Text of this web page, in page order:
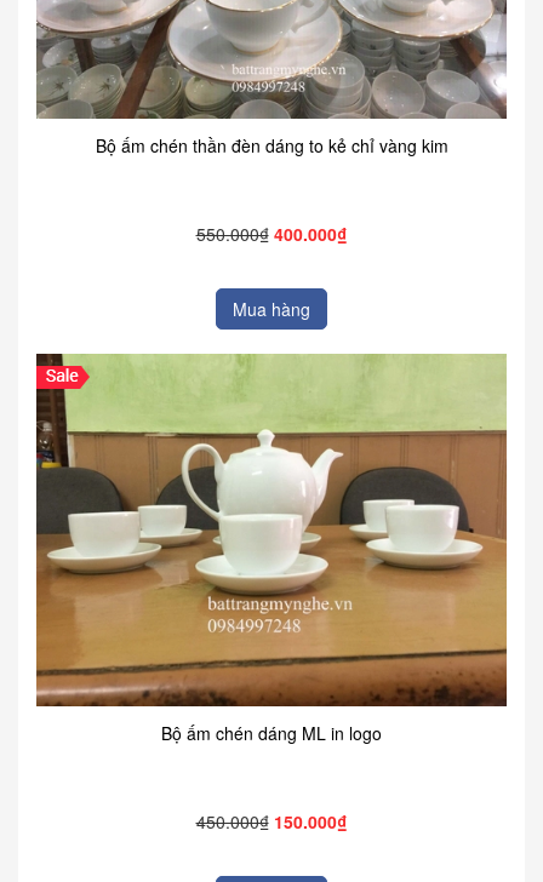
Bộ ấm chén thần đèn dáng to kẻ chỉ vàng kim
550.000₫ 400.000₫
Mua hàng
Bộ ấm chén dáng ML in logo
450.000₫ 150.000₫